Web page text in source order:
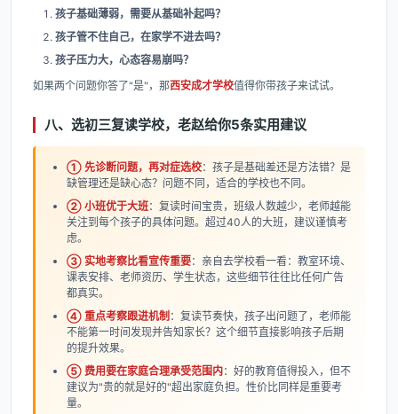
孩子基础薄弱，需要从基础补起吗？
孩子管不住自己，在家学不进去吗？
孩子压力大，心态容易崩吗？
如果两个问题你答了"是"，那西安成才学校值得你带孩子来试试。
八、选初三复读学校，老赵给你5条实用建议
① 先诊断问题，再对症选校：孩子是基础差还是方法错？是
缺管理还是缺心态？问题不同，适合的学校也不同。
② 小班优于大班：复读时间宝贵，班级人数越少，老师越能
关注到每个孩子的具体问题。超过40人的大班，建议谨慎考
虑。
③ 实地考察比看宣传重要：亲自去学校看一看：教室环境、
课表安排、老师资历、学生状态，这些细节往往比任何广告
都真实。
④ 重点考察跟进机制 ：复读节奏快，孩子出问题了，老师能
不能第一时间发现并告知家长？这个细节直接影响孩子后期
的提升效果。
⑤ 费用要在家庭合理承受范围内：好的教育值得投入，但不
建议为"贵的就是好的"超出家庭负担。性价比同样是重要考
量。